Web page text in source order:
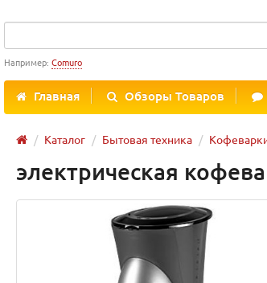
Например: Comuro
Главная Обзоры Товаров
Каталог Бытовая техника
электрическая